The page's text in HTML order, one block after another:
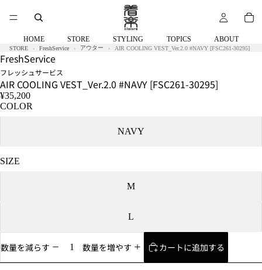
HOME STORE STYLING TOPICS ABOUT
STORE FreshService アウター AIR COOLING VEST_Ver.2.0 #NAVY [FSC261-30295]
FreshService
フレッシュサービス
AIR COOLING VEST_Ver.2.0 #NAVY [FSC261-30295]
¥35,200
COLOR
NAVY
SIZE
M
L
数量を減らす 数量を増やす カートに追加する